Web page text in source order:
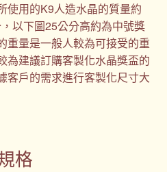
使用的K9人造水晶的質量約
以下圖25公分高約為中號獎
重量是一般人較為可接受的重
為建議訂購客製化水晶獎盃的
客戶的需求進行客製化尺寸大
格